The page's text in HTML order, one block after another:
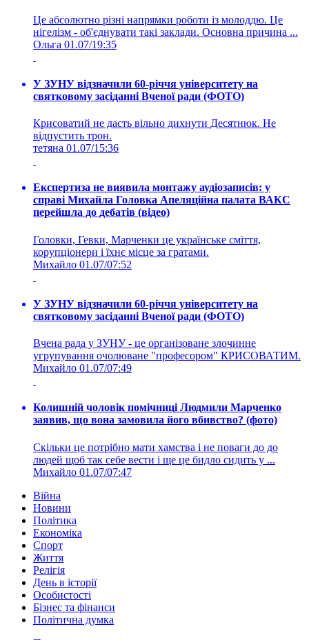
Це абсолютно різні напрямки роботи із молоддю. Це
нігелізм - об'єднувати такі заклади. Основна причина ...
Ольга 01.07/19:35
У ЗУНУ відзначили 60-річчя університету на
святковому засіданні Вченої ради (ФОТО)
Крисоватий не дасть вільно дихнути Десятнюк. Не
відпустить трон.
тетяна 01.07/15:36
Експертиза не виявила монтажу аудіозаписів: у
справі Михайла Головка Апеляційна палата ВАКС
перейшла до дебатів (відео)
Головки, Гевки, Марченки це українське сміття,
корупціонери і їхнє місце за гратами.
Михайло 01.07/07:52
У ЗУНУ відзначили 60-річчя університету на
святковому засіданні Вченої ради (ФОТО)
Вчена рада у ЗУНУ - це організоване злочинне
угрупування очолюване "професором" КРИСОВАТИМ.
Михайло 01.07/07:49
Колишній чоловік помічниці Людмили Марченко
заявив, що вона замовила його вбивство? (фото)
Скільки це потрібно мати хамства і не поваги до до
людей щоб так себе вести і ще це бидло сидить у ...
Михайло 01.07/07:47
Війна
Новини
Політика
Економіка
Спорт
Життя
Релігія
День в історії
Особистості
Бізнес та фінанси
Політична думка